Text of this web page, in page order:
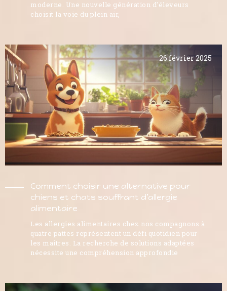
moderne. Une nouvelle génération d'éleveurs
choisit la voie du plein air,
26 février 2025
Comment choisir une alternative pour
chiens et chats souffrant d’allergie
alimentaire
Les allergies alimentaires chez nos compagnons à
quatre pattes représentent un défi quotidien pour
les maîtres. La recherche de solutions adaptées
nécessite une compréhension approfondie